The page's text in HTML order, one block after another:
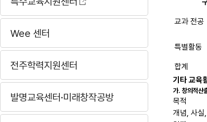
Wee 센터
전주학력지원센터
발명교육센터·미래창작공방
교과 전공
특별활동
합계
기타 교육
가. 창의적산
목적
개념, 사실